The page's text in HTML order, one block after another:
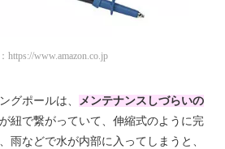
https://www.amazon.co.jp
グポールは、 メンテナンスしづらいの
紐で繋がっていて、伸縮式のように完
雨などで水が内部に入ってしまうと、